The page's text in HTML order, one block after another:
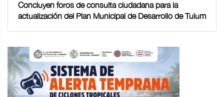
Concluyen foros de consulta ciudadana para la
actualización del Plan Municipal de Desarrollo de Tulum